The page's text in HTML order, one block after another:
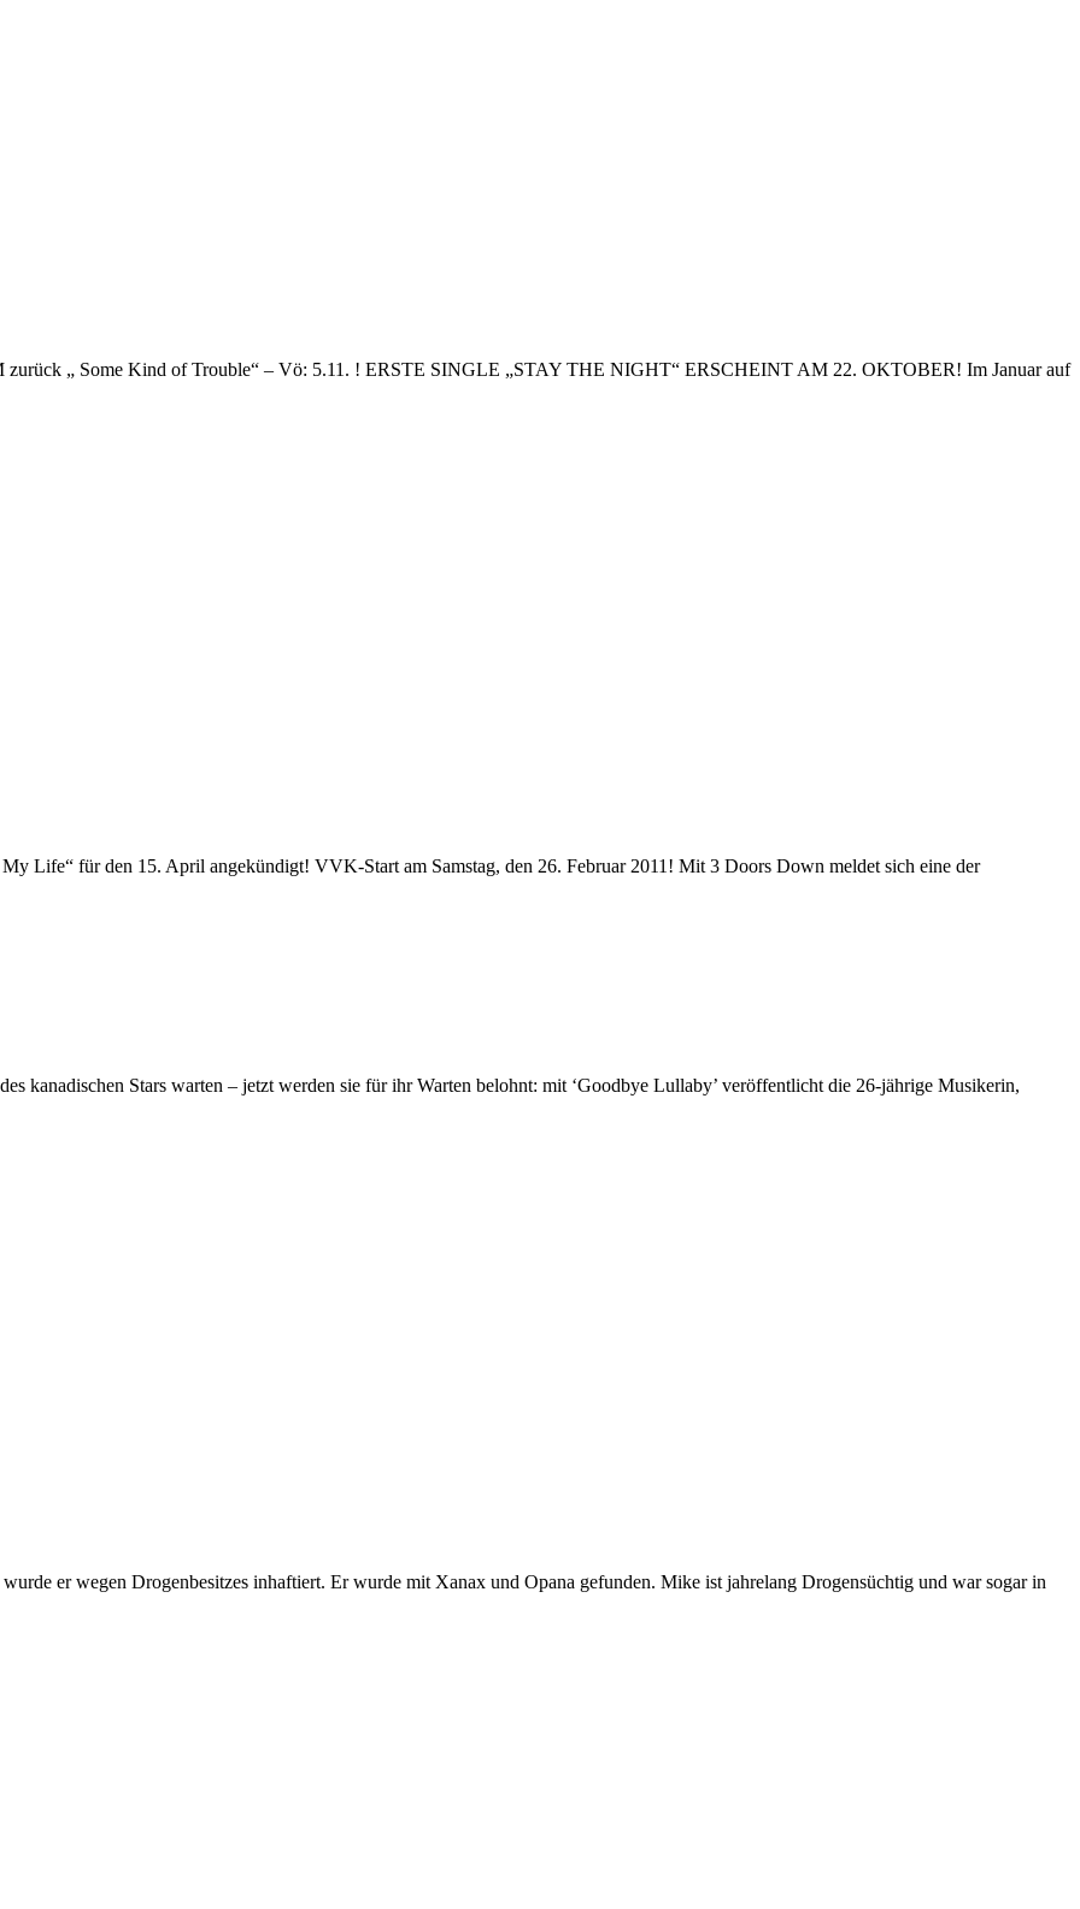
„ Some Kind of Trouble“ – Vö: 5.11. ! ERSTE SINGLE „STAY THE NIGHT“ ERSCHEINT AM 22. OKTOBER! Im Januar auf
Life“ für den 15. April angekündigt! VVK-Start am Samstag, den 26. Februar 2011! Mit 3 Doors Down meldet sich eine der
kanadischen Stars warten – jetzt werden sie für ihr Warten belohnt: mit ‘Goodbye Lullaby’ veröffentlicht die 26-jährige Musikerin,
er wegen Drogenbesitzes inhaftiert. Er wurde mit Xanax und Opana gefunden. Mike ist jahrelang Drogensüchtig und war sogar in